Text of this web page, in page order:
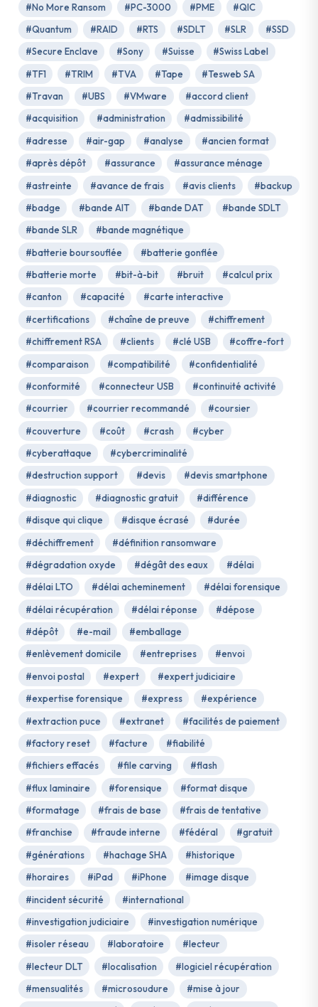
#No More Ransom
#PC-3000 #PME
#QIC
#Quantum
#RAID #RTS #SDLT #SLR
#SSD
#Secure Enclave
#Sony #Suisse
#Swiss Label
#TF1
#TRIM #TVA #Tape
#Tesweb SA
#Travan
#UBS #VMware
#accord client
#acquisition
#administration
#admissibilité
#adresse
#air-gap #analyse
#ancien format
#après dépôt
#assurance
#assurance ménage
#astreinte
#avance de frais #avis clients
#backup
#badge
#bande AIT #bande DAT
#bande SDLT
#bande SLR
#bande magnétique
#batterie boursouflée
#batterie gonflée
#batterie morte
#bit-à-bit #bruit
#calcul prix
#canton
#capacité
#carte interactive
#certifications
#chaîne de preuve
#chiffrement
#chiffrement RSA
#clients #clé USB
#coffre-fort
#comparaison
#compatibilité
#confidentialité
#conformité
#connecteur USB
#continuité activité
#courrier
#courrier recommandé
#coursier
#couverture
#coût #crash
#cyber
#cyberattaque
#cybercriminalité
#destruction support
#devis
#devis smartphone
#diagnostic
#diagnostic gratuit
#différence
#disque qui clique
#disque écrasé
#durée
#déchiffrement
#définition ransomware
#dégradation oxyde
#dégât des eaux
#délai
#délai LTO
#délai acheminement
#délai forensique
#délai récupération
#délai réponse
#dépose
#dépôt
#e-mail
#emballage
#enlèvement domicile
#entreprises
#envoi
#envoi postal
#expert
#expert judiciaire
#expertise forensique
#express
#expérience
#extraction puce
#extranet
#facilités de paiement
#factory reset
#facture
#fiabilité
#fichiers effacés
#file carving
#flash
#flux laminaire
#forensique
#format disque
#formatage
#frais de base
#frais de tentative
#franchise
#fraude interne #fédéral
#gratuit
#générations
#hachage SHA
#historique
#horaires
#iPad #iPhone
#image disque
#incident sécurité
#international
#investigation judiciaire
#investigation numérique
#isoler réseau
#laboratoire
#lecteur
#lecteur DLT
#localisation
#logiciel récupération
#mensualités
#microsoudure
#mise à jour